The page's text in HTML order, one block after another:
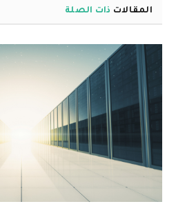
المقالات ذات الصلة